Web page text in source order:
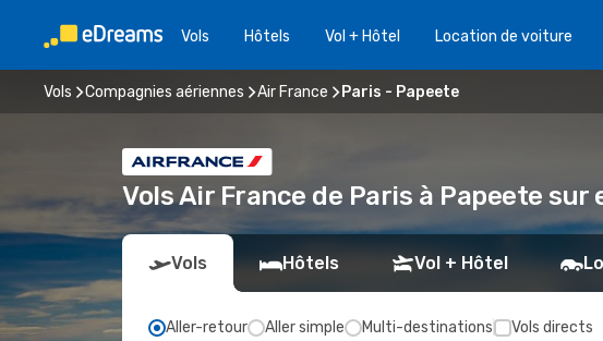
Vols Hôtels Vol + Hôtel Location de voiture
Vols Compagnies aériennes Air France Paris - Papeete
Vols Air France de Paris à Papeete sur
Vols Hôtels Vol + Hôtel
Aller-retour Aller simple Multi-destinations Vols directs